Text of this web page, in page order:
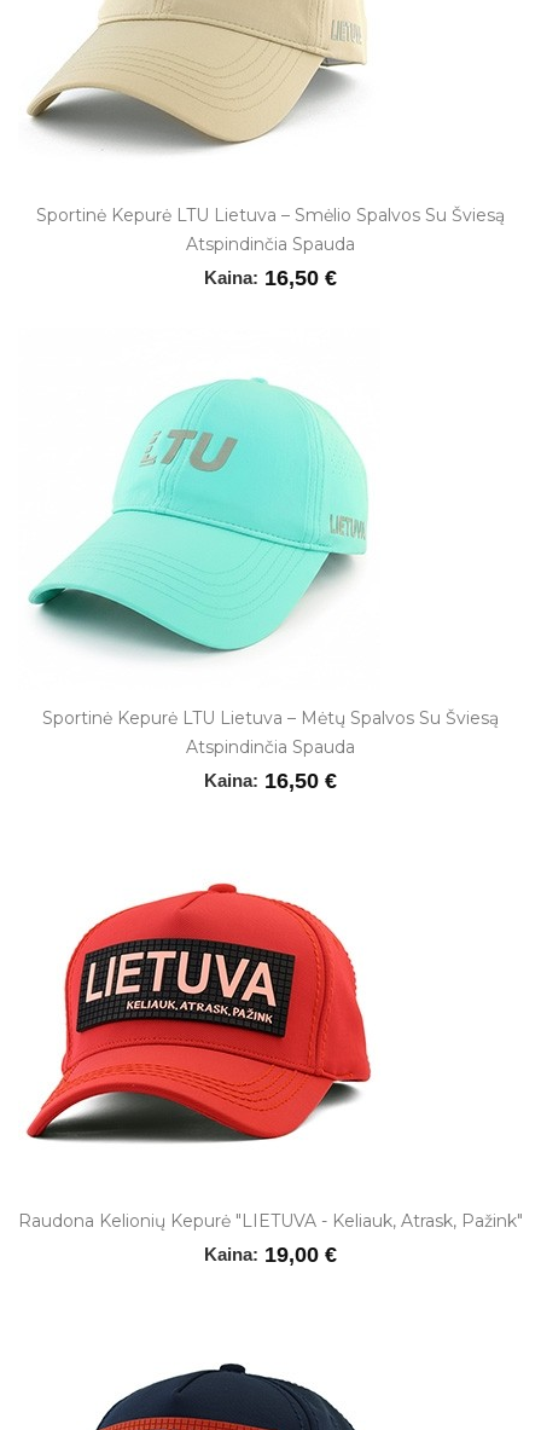
Sportinė Kepurė LTU Lietuva – Smėlio Spalvos Su Šviesą
Atspindinčia Spauda
Kaina: 16,50 €
Sportinė Kepurė LTU Lietuva – Mėtų Spalvos Su Šviesą
Atspindinčia Spauda
Kaina: 16,50 €
Raudona Kelionių Kepurė "LIETUVA - Keliauk, Atrask, Pažink"
Kaina: 19,00 €